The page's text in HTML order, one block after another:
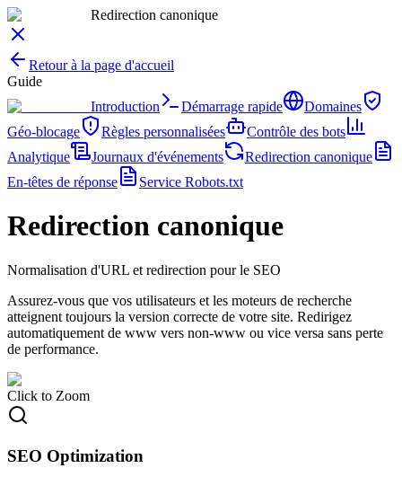
Redirection canonique
Retour à la page d'accueil
Guide
Introduction
Démarrage rapide
Domaines
Géo-blocage
Règles personnalisées
Contrôle des bots
Analytique
Journaux d'événements
Redirection canonique
En-têtes de réponse
Service Robots.txt
Redirection canonique
Normalisation d'URL et redirection pour le SEO
Assurez-vous que vos utilisateurs et les moteurs de recherche
atteignent toujours la version correcte de votre site. Redirigez
automatiquement de www vers non-www ou vice versa sans perte
de performance.
Click to Zoom
SEO Optimization